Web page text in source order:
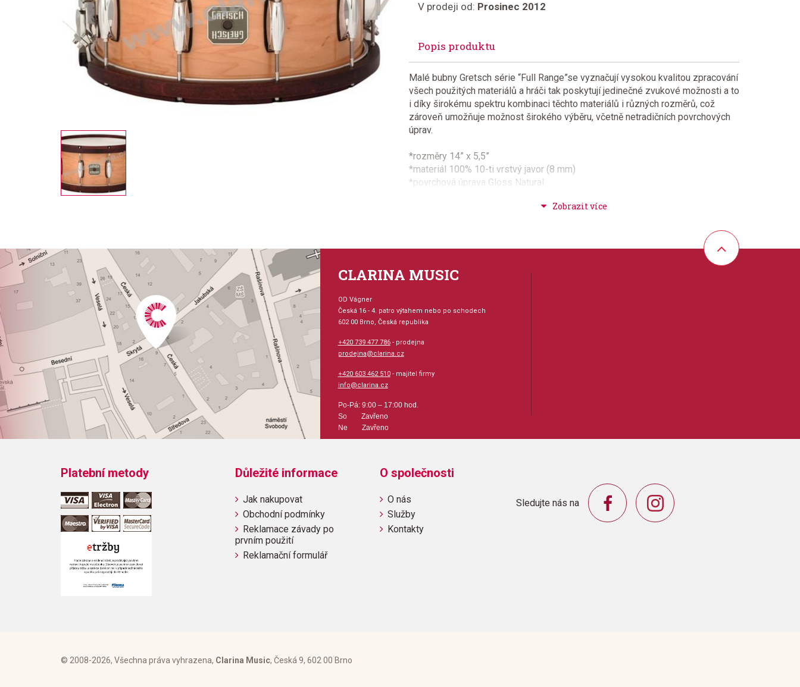
V prodeji od: Prosinec 2012
Popis produktu
Malé bubny Gretsch série “Full Range”se vyznačují vysokou kvalitou zpracování
všech použitých materiálů a hráči tak poskytují jedinečné zvukové možnosti a to
i díky širokému spektru kombinaci těchto materiálů i různých rozměrů, což
zároveň umožňuje možnost širokého výběru, včetně netradičních povrchových
úprav.
*rozměry 14” x 5,5”
*materiál 100% 10-ti vrstvý javor (8 mm)
*povrchová úprava Gloss Natural
*dřevěné ráfky s povrchovou úpravou Walnut
*struník s 20-ti strunami
CLARINA MUSIC
OD Vágner
Česká 16 - 4. patro výtahem nebo po schodech
602 00 Brno, Česká republika
+420 739 477 786- prodejna
prodejna@clarina.cz
+420 603 462 510- majitel firmy
info@clarina.cz
Po-Pá: 9:00 – 17:00 hod.
So Zavřeno
Ne Zavřeno
Platební metody Důležité informace
Jak nakupovat
Obchodní podmínky
Reklamace závady po
prvním použití
Reklamační formulář
O společnosti
O nás
Služby
Kontakty
Sledujte nás na
© 2008-2026, Všechna práva vyhrazena, Clarina Music, Česká 9, 602 00 Brno